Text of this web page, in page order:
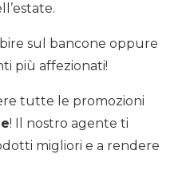
sul bancone oppure
più affezionati!
tutte le promozioni
! Il nostro agente ti
migliori e a rendere